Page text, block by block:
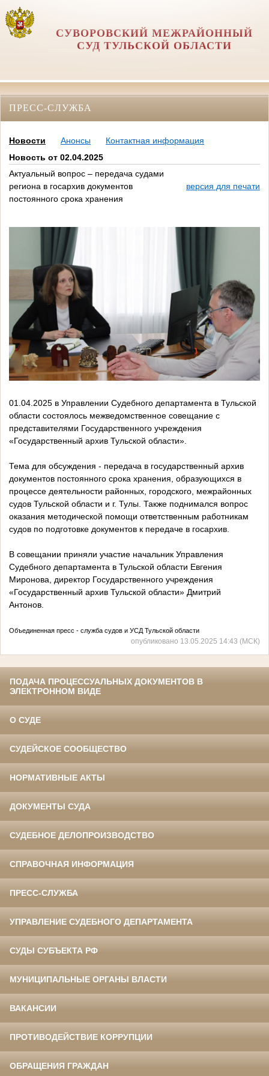
СУВОРОВСКИЙ МЕЖРАЙОННЫЙ
СУД ТУЛЬСКОЙ ОБЛАСТИ
ПРЕСС-СЛУЖБА
Новости Анонсы
Контактная информация
Новость от 02.04.2025
Актуальный вопрос – передача судами
региона в госархив документов
постоянного срока хранения
версия для печати
01.04.2025 в Управлении Судебного департамента в Тульской
области состоялось межведомственное совещание с
представителями Государственного учреждения
«Государственный архив Тульской области».
Тема для обсуждения - передача в государственный архив
документов постоянного срока хранения, образующихся в
процессе деятельности районных, городского, межрайонных
судов Тульской области и г. Тулы. Также поднимался вопрос
оказания методической помощи ответственным работникам
судов по подготовке документов к передаче в госархив.
В совещании приняли участие начальник Управления
Судебного департамента в Тульской области Евгения
Миронова, директор Государственного учреждения
«Государственный архив Тульской области» Дмитрий
Антонов.
Объединенная пресс - служба судов и УСД Тульской области
опубликовано 13.05.2025 14:43 (МСК)
ПОДАЧА ПРОЦЕССУАЛЬНЫХ ДОКУМЕНТОВ В
ЭЛЕКТРОННОМ ВИДЕ
О СУДЕ
СУДЕЙСКОЕ СООБЩЕСТВО
НОРМАТИВНЫЕ АКТЫ
ДОКУМЕНТЫ СУДА
СУДЕБНОЕ ДЕЛОПРОИЗВОДСТВО
СПРАВОЧНАЯ ИНФОРМАЦИЯ
ПРЕСС-СЛУЖБА
УПРАВЛЕНИЕ СУДЕБНОГО ДЕПАРТАМЕНТА
СУДЫ СУБЪЕКТА РФ
МУНИЦИПАЛЬНЫЕ ОРГАНЫ ВЛАСТИ
ВАКАНСИИ
ПРОТИВОДЕЙСТВИЕ КОРРУПЦИИ
ОБРАЩЕНИЯ ГРАЖДАН